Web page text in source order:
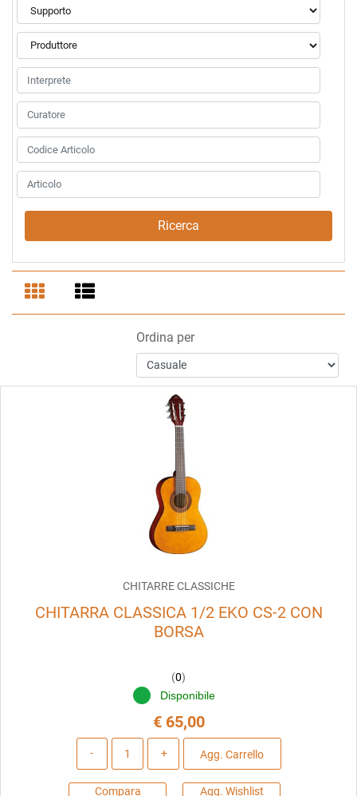
Ordina per
CHITARRE CLASSICHE
CHITARRA CLASSICA 1/2 EKO CS-2 CON
BORSA
(0)
Disponibile
€ 65,00
Agg. Carrello
Compara Agg. Wishlist